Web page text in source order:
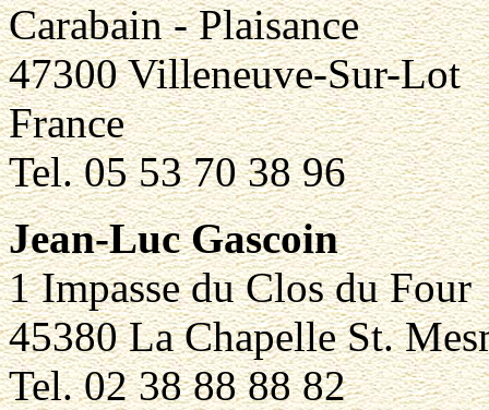
Carabain - Plaisance
47300 Villeneuve-Sur-Lot
France
Tel. 05 53 70 38 96
Jean-Luc Gascoin
1 Impasse du Clos du Four
45380 La Chapelle St.
Tel. 02 38 88 88 82